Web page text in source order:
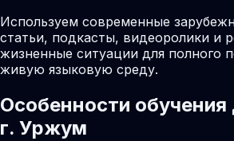
Используем современные
статьи, подкасты, видеоролики и
жизненные ситуации для полного
живую языковую среду.
Особенности
г. Уржум